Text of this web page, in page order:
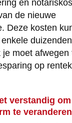
en
de nieuwe
Deze kosten
duizenden
je moet afwegen
op
verstandig
te